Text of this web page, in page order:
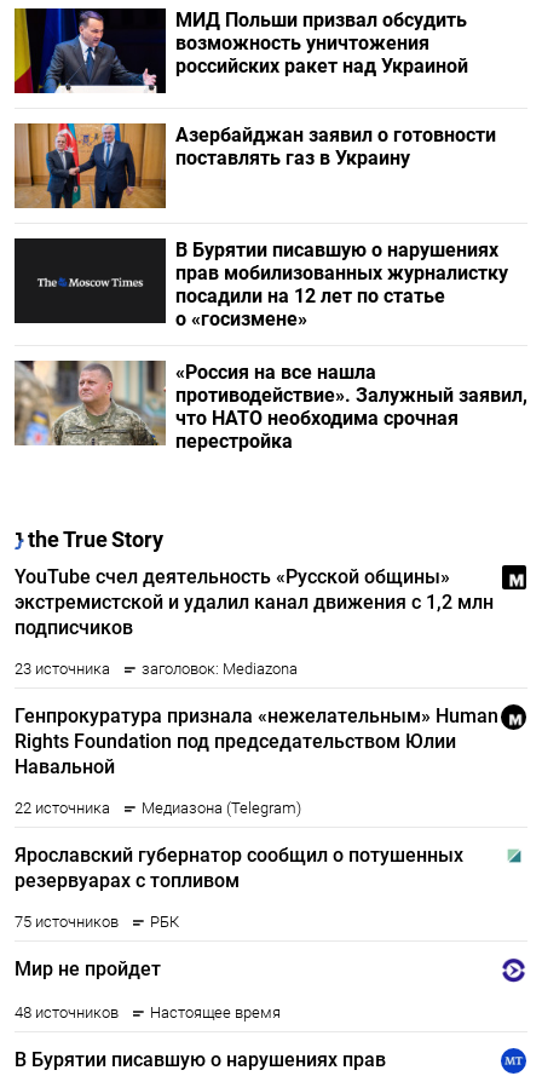
МИД Польши призвал обсудить
возможность уничтожения
российских ракет над Украиной
Азербайджан заявил о готовности
поставлять газ в Украину
В Бурятии писавшую о нарушениях
прав мобилизованных журналистку
посадили на 12 лет по статье
о «госизмене»
«Россия на все нашла
противодействие». Залужный заявил,
что НАТО необходима срочная
перестройка